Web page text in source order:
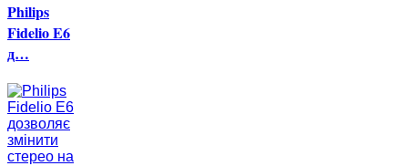
Philips
Fidelio E6
д…